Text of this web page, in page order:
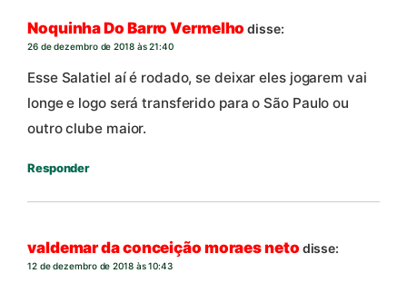
Noquinha Do Barro Vermelho disse:
26 de dezembro de 2018 às 21:40
Esse Salatiel aí é rodado, se deixar eles jogarem vai
longe e logo será transferido para o São Paulo ou
outro clube maior.
Responder
valdemar da conceição moraes neto disse:
12 de dezembro de 2018 às 10:43